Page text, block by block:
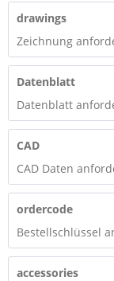
drawings
Zeichnung
Datenblatt
Datenblatt
CAD
CAD Daten
ordercode
Bestellschlüssel
accessories